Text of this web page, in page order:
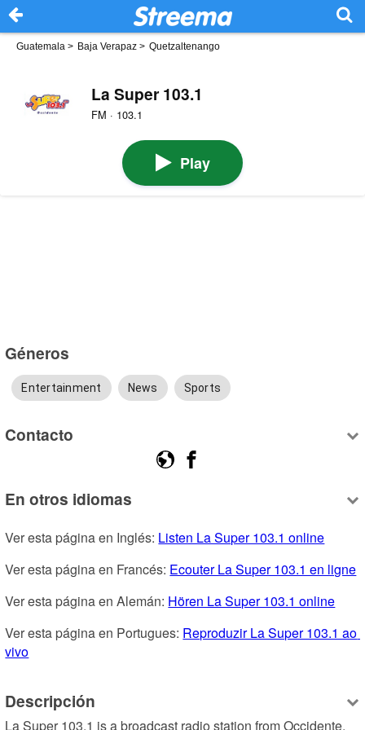
Guatemala > Baja Verapaz > Quetzaltenango
La Super 103.1
FM · 103.1
Play
Géneros
Entertainment News Sports
Contacto
En otros idiomas
Ver esta página en Inglés: Listen La Super 103.1 online
Ver esta página en Francés: Ecouter La Super 103.1 en ligne
Ver esta página en Alemán: Hören La Super 103.1 online
Ver esta página en Portugues: Reproduzir La Super 103.1 ao
vivo
Descripción
La Super 103.1 is a broadcast radio station from Occidente,